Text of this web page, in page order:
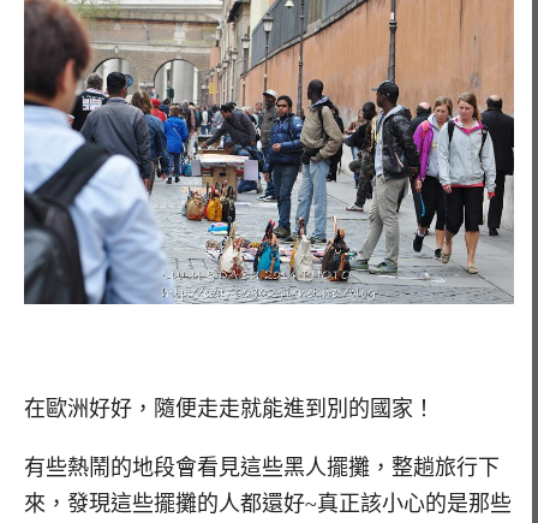
在歐洲好好，隨便走走就能進到別的國家！
有些熱鬧的地段會看見這些黑人擺攤，整趟旅行下
來，發現這些擺攤的人都還好~真正該小心的是那些